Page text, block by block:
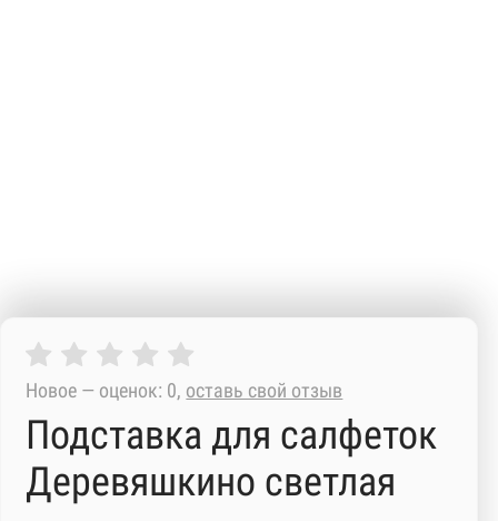
Новое — оценок: 0, оставь свой отзыв
Подставка для салфеток
Деревяшкино светлая